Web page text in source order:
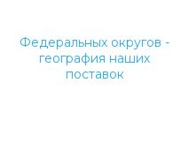
Федеральных округов -
география наших
поставок